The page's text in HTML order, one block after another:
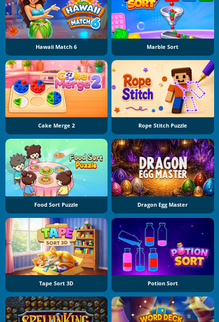
Hawaii Match 6 Marble Sort
Cake Merge 2 Rope Stitch Puzzle
Food Sort Puzzle Dragon Egg Master
Tape Sort 3D Potion Sort